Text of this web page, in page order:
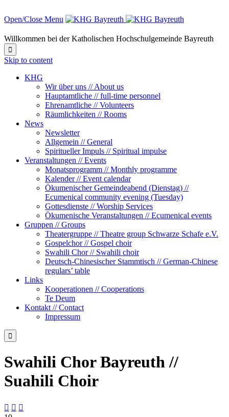
Open/Close Menu
Willkommen bei der Katholischen Hochschulgemeinde Bayreuth

Skip to content
KHG
Wir über uns // About us
Hauptamtliche // full-time personnel
Ehrenamtliche // Volunteers
Räumlichkeiten // Rooms
News
Newsletter
Allgemein // General
Spiritueller Impuls // Spiritual impulse
Veranstaltungen // Events
Monatsprogramm // Monthly programme
Kalender // Event calendar
Ökumenischer Gemeindeabend (Dienstag) //
Ecumenical community evening (Tuesday)
Gottesdienste // Worship Services
Ökumenische Veranstaltungen // Ecumenical events
Gruppen // Groups
Theatergruppe // Theatre group Schwarze Schafe e.V.
Gospelchor // Gospel choir
Swahili Chor // Swahili choir
Deutsch-Chinesischer Stammtisch // German-Chinese
regulars’ table
Links
Kooperationen // Cooperations
Te Deum
Kontakt // Contact
Impressum

Swahili Chor Bayreuth //
Suahili Choir
  